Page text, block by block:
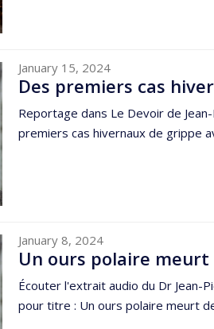
January 15, 2024
Des premiers cas
Reportage dans Le Devoir de
premiers cas hivernaux de grippe
January 8, 2024
Un ours polaire
Écouter l'extrait audio du Dr Jean-
pour titre : Un ours polaire meurt